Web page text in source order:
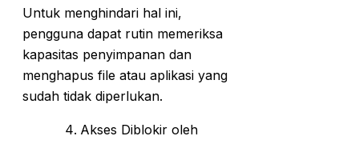
Untuk menghindari hal ini,
pengguna dapat rutin memeriksa
kapasitas penyimpanan dan
menghapus file atau aplikasi yang
sudah tidak diperlukan.
Akses Diblokir oleh